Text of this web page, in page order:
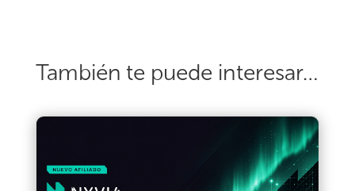
También te puede interesar…